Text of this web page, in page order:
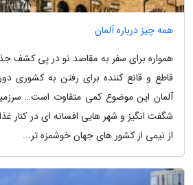
همه چیز درباره آلمان
همواره برای سفر به مقاصد نو در پی کشف
قاطع و قانع کننده برای رفتن به کشوری
آلمان این موضوع کمی متقاوت است…
شگفت انگیز و شهر هایی افسانه ای در کنار
از نیمی از کشور های جهان خوشمزه تر...